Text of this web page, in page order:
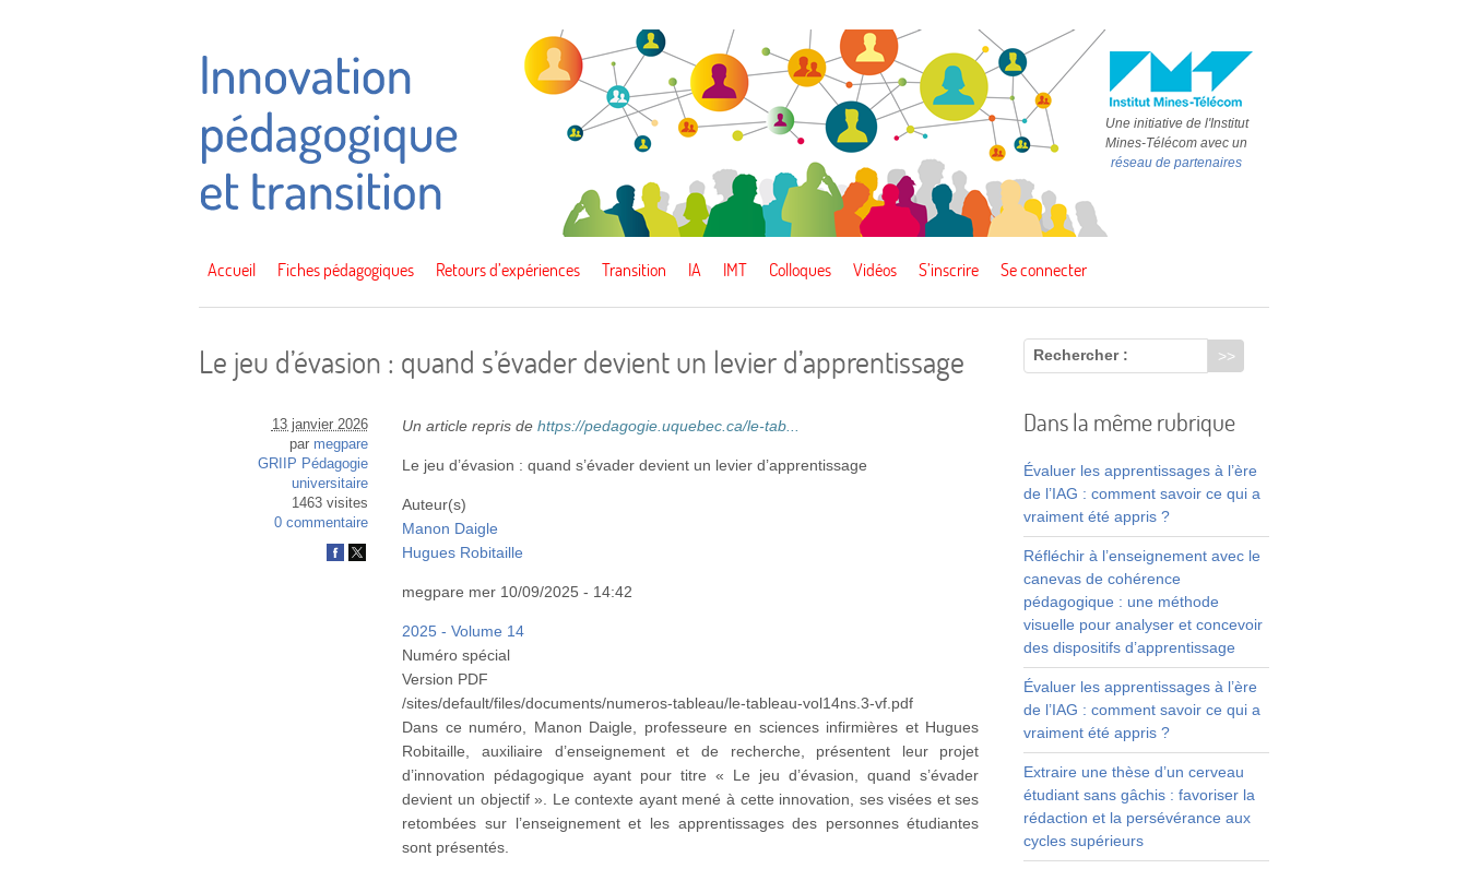
Une initiative de l'Institut
Mines-Télécom avec un
réseau de partenaires
Accueil Fiches pédagogiques Retours d’expériences Transition IA IMT Colloques Vidéos S’inscrire Se connecter
Le jeu d’évasion : quand s’évader devient un levier d’apprentissage
13 janvier 2026
par megpare
GRIIP Pédagogie
universitaire
1463 visites
0 commentaire
Un article repris dehttps://pedagogie.uquebec.ca/le-tab...
Le jeu d’évasion : quand s’évader devient un levier d’apprentissage
Auteur(s)
Manon Daigle
Hugues Robitaille
megpare mer 10/09/2025 - 14:42
2025 - Volume 14
Numéro spécial
Version PDF
/sites/default/files/documents/numeros-tableau/le-tableau-vol14ns.3-vf.pdf
Dans ce numéro, Manon Daigle, professeure en sciences infirmières et Hugues
Robitaille, auxiliaire d’enseignement et de recherche, présentent leur projet
d’innovation pédagogique ayant pour titre « Le jeu d’évasion, quand s’évader
devient un objectif ». Le contexte ayant mené à cette innovation, ses visées et ses
retombées sur l’enseignement et les apprentissages des personnes étudiantes
sont présentés.
Rechercher :
Dans la même rubrique
Évaluer les apprentissages à l’ère
de l’IAG : comment savoir ce qui a
vraiment été appris ?
Réfléchir à l’enseignement avec le
canevas de cohérence
pédagogique : une méthode
visuelle pour analyser et concevoir
des dispositifs d’apprentissage
Évaluer les apprentissages à l’ère
de l’IAG : comment savoir ce qui a
vraiment été appris ?
Extraire une thèse d’un cerveau
étudiant sans gâchis : favoriser la
rédaction et la persévérance aux
cycles supérieurs